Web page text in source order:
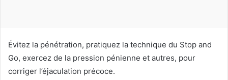
l
Évitez la pénétration, pratiquez la technique du Stop and
Go, exercez de la pression pénienne et autres, pour
corriger l’éjaculation précoce.